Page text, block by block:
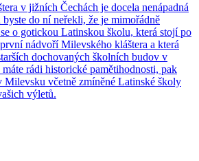
v jižních Čechách je docela nenápadná
do ní neřekli, že je mimořádně
o gotickou Latinskou školu, která stojí po
nádvoří Milevského kláštera a která
dochovaných školních budov v
rádi historické pamětihodnosti, pak
Milevsku včetně zmíněné Latinské školy
výletů.